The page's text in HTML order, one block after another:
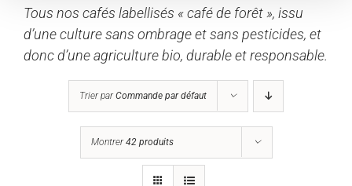
Tous nos cafés labellisés « café de forêt », issu
d’une culture sans ombrage et sans pesticides, et
donc d’une agriculture bio, durable et responsable.
Trier parCommande par défaut
Montrer42 produits